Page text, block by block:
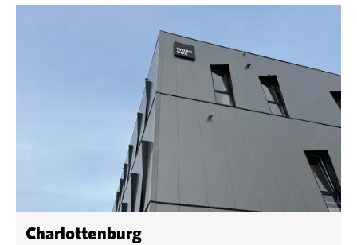
Charlottenburg